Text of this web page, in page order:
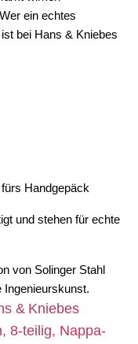
bei Hans & Kniebes
Handgepäck
von Solinger Stahl
Ingenieurskunst.
& Kniebes
8-teilig, Nappa-